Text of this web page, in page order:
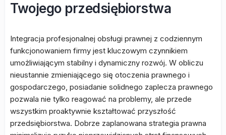
Twojego przedsiębiorstwa
Integracja profesjonalnej obsługi prawnej z codziennym
funkcjonowaniem firmy jest kluczowym czynnikiem
umożliwiającym stabilny i dynamiczny rozwój. W obliczu
nieustannie zmieniającego się otoczenia prawnego i
gospodarczego, posiadanie solidnego zaplecza prawnego
pozwala nie tylko reagować na problemy, ale przede
wszystkim proaktywnie kształtować przyszłość
przedsiębiorstwa. Dobrze zaplanowana strategia prawna